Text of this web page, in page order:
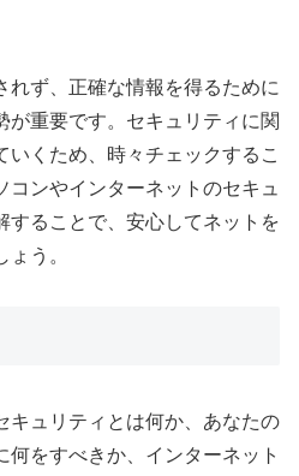
れず、正確な情報を得るために
が重要です。セキュリティに関
いくため、時々チェックするこ
コンやインターネットのセキュ
することで、安心してネットを
う。
キュリティとは何か、あなたの
何をすべきか、インターネット